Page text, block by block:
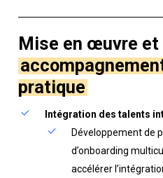
Mise en œuvre et
pratique
Intégration des talents
Développement de
d’onboarding
accélérer